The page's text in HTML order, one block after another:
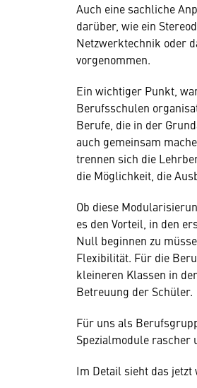
Auch eine sachliche
darüber, wie ein
Netzwerktechnik oder
vorgenommen.
Ein wichtiger Punkt,
Berufsschulen
Berufe, die in der
auch gemeinsam
trennen sich die
die Möglichkeit, die
Ob diese
es den Vorteil, in den
Null beginnen zu
Flexibilität. Für die
kleineren Klassen in
Betreuung der Schüler.
Für uns als
Spezialmodule rascher
Im Detail sieht das jetzt